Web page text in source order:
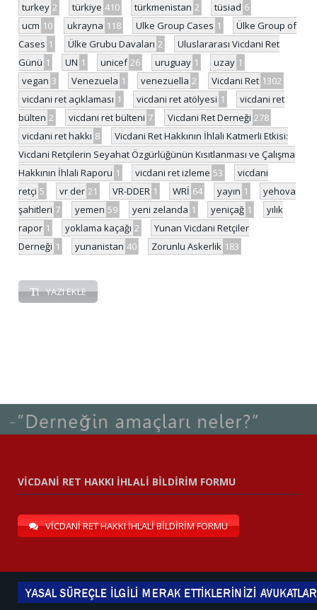
turkey 2 türkiye 410 türkmenistan 2 tüsiad 6
ucm 10 ukrayna 118 Ulke Group Cases 1
Ülke Group of
Cases 1 Ülke Grubu Davaları 2
Uluslararası Vicdani Ret
Günü 1 UN 1 unicef 26 uruguay 1 uzay 1
vegan 3 Venezuela 1 venezuella 2 Vicdani Ret 1302
vicdani ret açıklaması 1 vicdani ret atölyesi 1
vicdani ret
bülten 2 vicdani ret bülteni 7 Vicdani Ret Derneği 278
vicdani ret hakkı 8
Vicdani Ret Hakkının İhlali Katmerli Etkisi:
Vicdani Retçilerin Seyahat Özgürlüğünün Kısıtlanması ve Çalışma
Hakkının İhlali Raporu 1 vicdani ret izleme 53
vicdani
retçi 5 vr der 21 VR-DDER 1 WRİ 64 yayın 1
yehova
şahitleri 7 yemen 59 yeni zelanda 1 yeniçağ 1
yılık
rapor 1 yoklama kaçağı 2
Yunan Vicdani Retçiler
Derneği 1 yunanistan 40 Zorunlu Askerlik 183
YAZI EKLE
VİCDANİ RET HAKKI İHLALİ BİLDİRİM FORMU
VİCDANİ RET HAKKI İHLALİ BİLDİRİM FORMU